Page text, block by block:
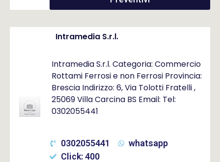
Intramedia S.r.l.
Intramedia S.r.l. Categoria: Commercio
Rottami Ferrosi e non Ferrosi Provincia:
Brescia Indirizzo: 6, Via Tolotti Fratelli ,
25069 Villa Carcina BS Email: Tel:
0302055441
0302055441
whatsapp
Click: 400